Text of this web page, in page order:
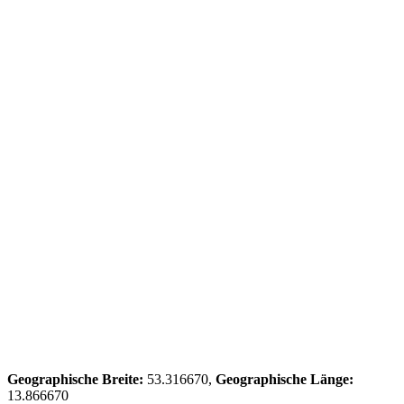
Geographische Breite: 53.316670, Geographische Länge:
13.866670